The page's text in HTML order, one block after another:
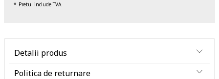
Pretul include TVA.
Detalii produs
Politica de returnare